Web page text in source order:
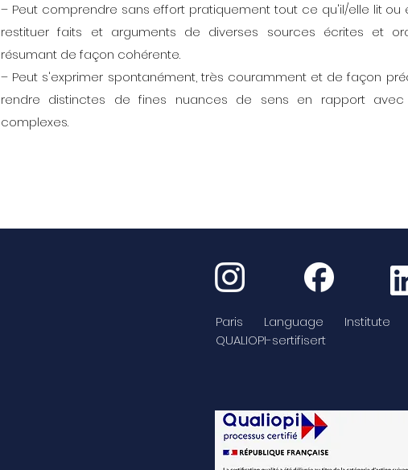
– Peut comprendre sans effort pratiquement tout ce qu'il/elle lit ou
restituer faits et arguments de diverses sources écrites et
résumant de façon cohérente.
– Peut s'exprimer spontanément, très couramment et de façon
rendre distinctes de fines nuances de sens en rapport
complexes.
Paris Language Institute
QUALIOPI-sertifisert